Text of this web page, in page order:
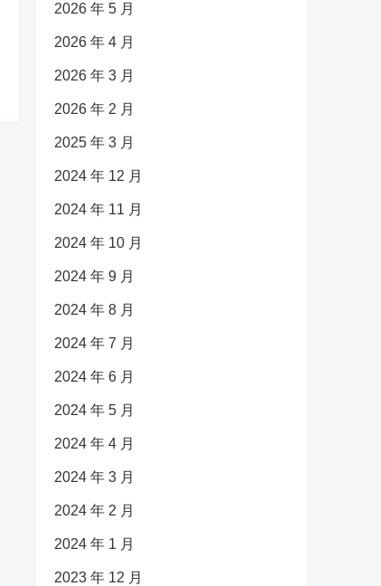
2026 年 5 月
2026 年 4 月
2026 年 3 月
2026 年 2 月
2025 年 3 月
2024 年 12 月
2024 年 11 月
2024 年 10 月
2024 年 9 月
2024 年 8 月
2024 年 7 月
2024 年 6 月
2024 年 5 月
2024 年 4 月
2024 年 3 月
2024 年 2 月
2024 年 1 月
2023 年 12 月